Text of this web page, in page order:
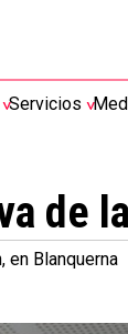
Servicios
de
en Blanquerna